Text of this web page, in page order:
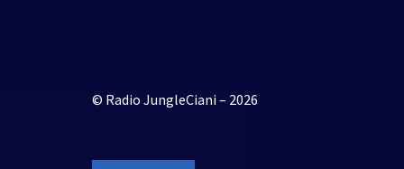
© Radio JungleCiani – 2026